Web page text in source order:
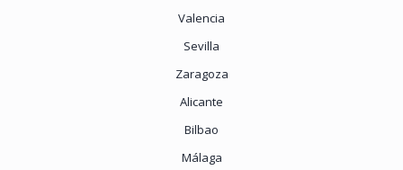
Valencia
Sevilla
Zaragoza
Alicante
Bilbao
Málaga